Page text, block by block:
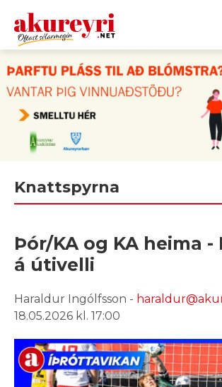
Leita
Knattspyrna
Þór/KA og KA heima -
á útivelli
Haraldur Ingólfsson -
18.05.2026 kl. 17:00